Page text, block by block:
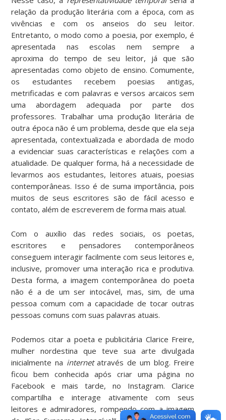
relação da produção literária com a época, com as
vivências e com os anseios do seu leitor.
Entretanto, o modo como a poesia, por exemplo, é
apresentada nas escolas nem sempre a
aproxima do tempo de seu leitor, já que são
apresentadas como objeto de ensino. Comumente,
os estudantes recebem poesias antigas,
metrificadas e com palavras e versos arcaicos sem
uma abordagem adequada por parte dos
professores. Trabalhar uma produção literária de
outra época não é um problema, desde que ela seja
apresentada, contextualizada e abordada de modo
a evidenciar suas características e relações com a
atualidade. De qualquer forma, há a necessidade de
levarmos aos estudantes, leitores atuais, poesias
contemporâneas. Isso é de suma importância, pois
muitos de seus escritores são de fácil acesso e
contato, além de escreverem de forma mais atual.
Com o auxílio das redes sociais, os poetas,
escritores e pensadores contemporâneos
conseguem interagir facilmente com seus leitores e,
inclusive, promover uma interação rica e produtiva.
Desta forma, a imagem contemporânea do poeta
não é a de um ser intocável, mas, sim, de uma
pessoa comum com a capacidade de tocar outras
pessoas comuns com suas palavras atuais.
Podemos citar a poeta e publicitária Clarice Freire,
mulher nordestina que teve sua arte divulgada
inicialmente na internetatravés de um blog. Freire
ficou bem conhecida após criar uma página no
Facebook e mais tarde, no Instagram. Clarice
compartilha e interage ativamente com seus
leitores e admiradores, rompendo com a imagem